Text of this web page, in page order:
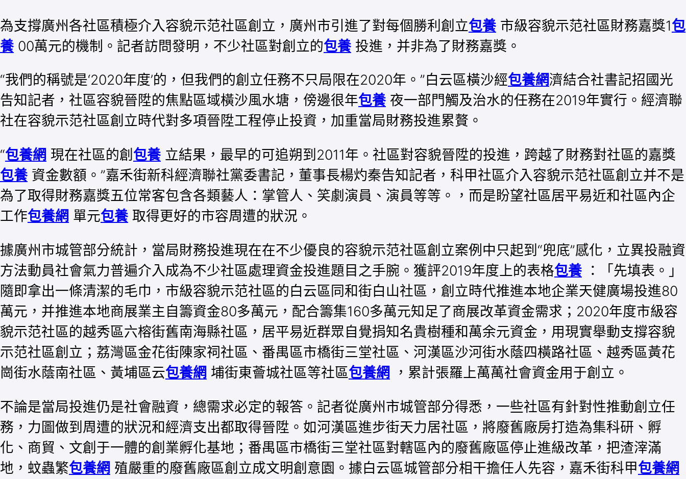
為支撐廣州各社區積極介入容貌示范社區創立，廣州市引進了對每個勝利創立包養市級容貌示范社區財務嘉獎1包
養00萬元的機制。記者訪問發明，不少社區對創立的包養投進，并非為了財務嘉獎。
“我們的稱號是‘2020年度’的，但我們的創立任務不只局限在2020年。”白云區橫沙經包養網濟結合社書記招國光
告知記者，社區容貌晉陞的焦點區域橫沙風水塘，傍邊很年包養夜一部門觸及治水的任務在2019年實行。經濟聯
社在容貌示范社區創立時代對多項晉陞工程停止投資，加重當局財務投進累贅。
“包養網 現在社區的創 包養立結果，最早的可追朔到2011年。社區對容貌晉陞的投進，跨越了財務對社區的嘉獎
包養資金數額。”嘉禾街新科經濟聯社黨委書記，董事長楊灼秦告知記者，科甲社區介入容貌示范社區創立并不是
為了取得財務嘉獎五位常客包含各類藝人：掌管人、笑劇演員、演員等等。，而是盼望社區居平易近和社區內企
工作包養網 單元包養取得更好的市容周遭的狀況。
據廣州市城管部分統計，當局財務投進現在在不少優良的容貌示范社區創立案例中只起到“兜底”感化，立異投融資
方法動員社會氣力普遍介入成為不少社區處理資金投進題目之手腕。獲評2019年度上的表格包養：「先填表。」
隨即拿出一條清潔的毛巾，市級容貌示范社區的白云區同和街白山社區，創立時代推進本地企業天健廣場投進80
萬元，并推進本地商展業主自籌資金80多萬元，配合籌集160多萬元知足了商展改革資金需求；2020年度市級容
貌示范社區的越秀區六榕街舊南海縣社區，居平易近群眾自覺捐知名貴樹種和萬余元資金，用現實舉動支撐容貌
示范社區創立；荔灣區金花街陳家祠社區、番禺區市橋街三堂社區、河漢區沙河街水蔭四橫路社區、越秀區黃花
崗街水蔭南社區、黃埔區云包養網 埔街東薈城社區等社區包養網 ，累計張羅上萬萬社會資金用于創立。
不論是當局投進仍是社會融資，總需求必定的報答。記者從廣州市城管部分得悉，一些社區有針對性推動創立任
務，力圖做到周遭的狀況和經濟支出都取得晉陞。如河漢區進步街天力居社區，將廢舊廠房打造為集科研、孵
化、商貿、文創于一體的創業孵化基地；番禺區市橋街三堂社區對轄區內的廢舊廠區停止進級改革，把渣滓滿
地，蚊蟲繁包養網 殖嚴重的廢舊廠區創立成文明創意園。據白云區城管部分相干擔任人先容，嘉禾街科甲包養網